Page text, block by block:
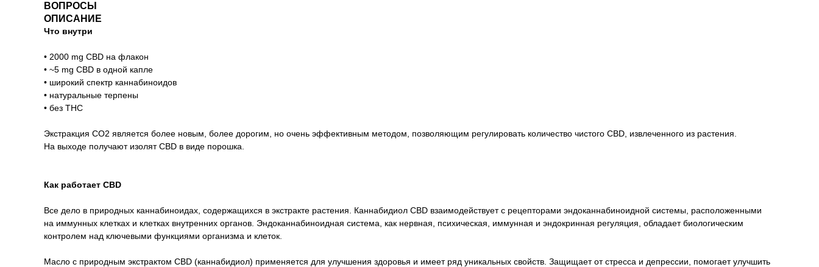
ВОПРОСЫ
ОПИСАНИЕ
Что внутри
• 2000 mg CBD на флакон
• ~5 mg CBD в одной капле
• широкий спектр каннабиноидов
• натуральные терпены
• без THC
Экстракция СО2 является более новым, более дорогим, но очень эффективным методом, позволяющим регулировать количество чистого CBD, извлеченного из растения.
На выходе получают изолят CBD в виде порошка.
Как работает CBD
Все дело в природных каннабиноидах, содержащихся в экстракте растения. Каннабидиол CBD взаимодействует с рецепторами эндоканнабиноидной системы, расположенными
на иммунных клетках и клетках внутренних органов. Эндоканнабиноидная система, как нервная, психическая, иммунная и эндокринная регуляция, обладает биологическим
контролем над ключевыми функциями организма и клеток.
Масло с природным экстрактом CBD (каннабидиол) применяется для улучшения здоровья и имеет ряд уникальных свойств. Защищает от стресса и депрессии, помогает улучшить